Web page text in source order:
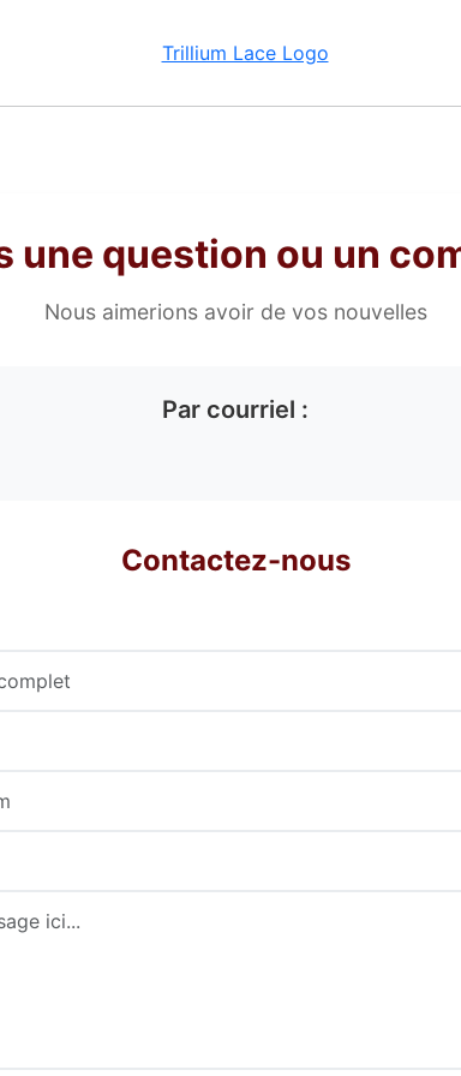
une question ou un
Nous aimerions avoir de vos nouvelles
Par courriel :
Contactez-nous